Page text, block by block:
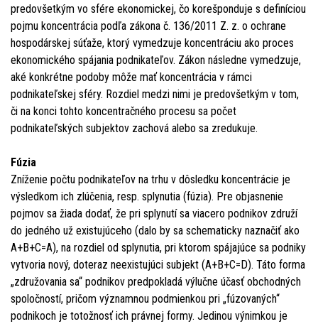
predovšetkým vo sfére ekonomickej, čo korešponduje s definíciou
pojmu koncentrácia podľa zákona č. 136/2011 Z. z. o ochrane
hospodárskej súťaže, ktorý vymedzuje koncentráciu ako proces
ekonomického spájania podnikateľov. Zákon následne vymedzuje,
aké konkrétne podoby môže mať koncentrácia v rámci
podnikateľskej sféry. Rozdiel medzi nimi je predovšetkým v tom,
či na konci tohto koncentračného procesu sa počet
podnikateľských subjektov zachová alebo sa zredukuje.
Fúzia
Zníženie počtu podnikateľov na trhu v dôsledku koncentrácie je
výsledkom ich zlúčenia, resp. splynutia (fúzia). Pre objasnenie
pojmov sa žiada dodať, že pri splynutí sa viacero podnikov združí
do jedného už existujúceho (dalo by sa schematicky naznačiť ako
A+B+C=A), na rozdiel od splynutia, pri ktorom spájajúce sa podniky
vytvoria nový, doteraz neexistujúci subjekt (A+B+C=D). Táto forma
„združovania sa“ podnikov predpokladá výlučne účasť obchodných
spoločností, pričom významnou podmienkou pri „fúzovaných“
podnikoch je totožnosť ich právnej formy. Jedinou výnimkou je